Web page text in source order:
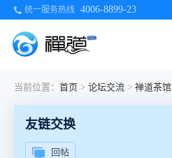
统一服务热线 4006-8899-23
当前位置： 首页 > 论坛交流 > 禅道茶馆
友链交换
回帖